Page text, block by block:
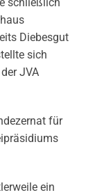
Diebesgut
sich
JVA
für
ein